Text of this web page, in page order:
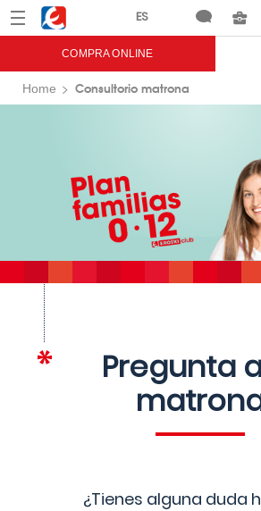
Menú Eroski
COMPRA ONLINE
Home Consultorio matrona
Pregunta
¿Tienes alguna duda